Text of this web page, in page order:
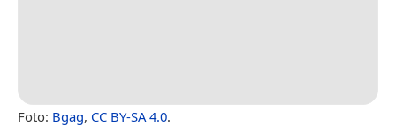
Foto: Bgag, CC BY-SA 4.0.